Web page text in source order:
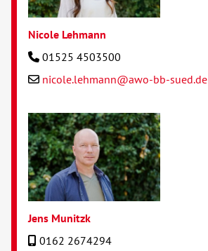
Nicole Lehmann
01525 4503500
nicole.lehmann@awo-bb-sued.de
Jens Munitzk
0162 2674294